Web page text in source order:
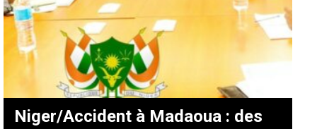
Niger/Accident à Madaoua : des